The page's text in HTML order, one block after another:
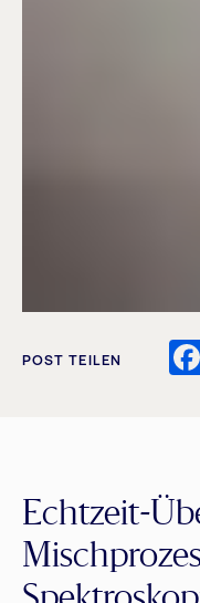
POST TEILEN
Echtzeit-